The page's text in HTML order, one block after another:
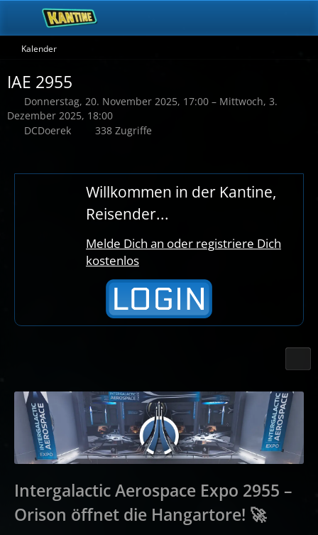
Kalender
IAE 2955
Donnerstag, 20. November 2025, 17:00 – Mittwoch, 3.
Dezember 2025, 18:00
DCDoerek
338 Zugriffe
Willkommen in der Kantine,
Reisender...
Melde Dich an oder registriere Dich
kostenlos
Intergalactic Aerospace Expo 2955 –
Orison öffnet die Hangartore! 🚀